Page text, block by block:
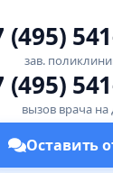
(495)
зав.
(495)
вызов врача
Оставить